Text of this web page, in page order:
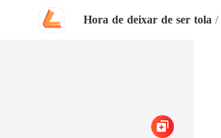
Hora de deixar de ser tola /